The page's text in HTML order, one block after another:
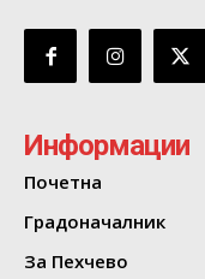
Информации
Почетна
Градоначалник
За Пехчево